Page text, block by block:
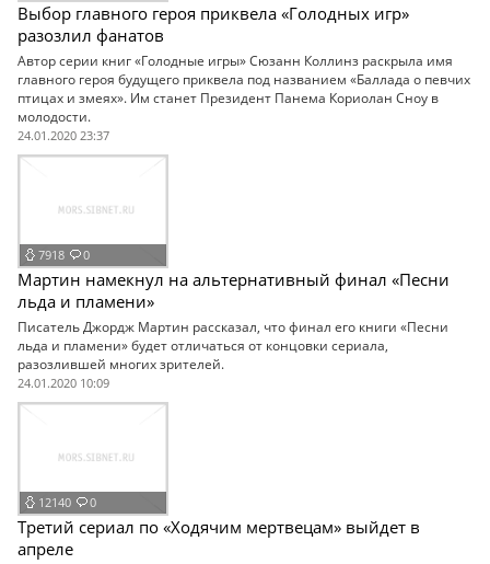
Выбор главного героя приквела «Голодных игр»
разозлил фанатов
Автор серии книг «Голодные игры» Сюзанн Коллинз раскрыла имя
главного героя будущего приквела под названием «Баллада о певчих
птицах и змеях». Им станет Президент Панема Кориолан Сноу в
молодости.
24.01.2020 23:37
7918 0
Мартин намекнул на альтернативный финал «Песни
льда и пламени»
Писатель Джордж Мартин рассказал, что финал его книги «Песни
льда и пламени» будет отличаться от концовки сериала,
разозлившей многих зрителей.
24.01.2020 10:09
12140 0
Третий сериал по «Ходячим мертвецам» выйдет в
апреле